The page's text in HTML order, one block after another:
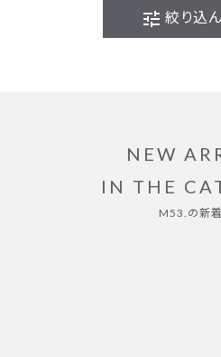
tune 絞り込
NEW
IN THE
M53.の新